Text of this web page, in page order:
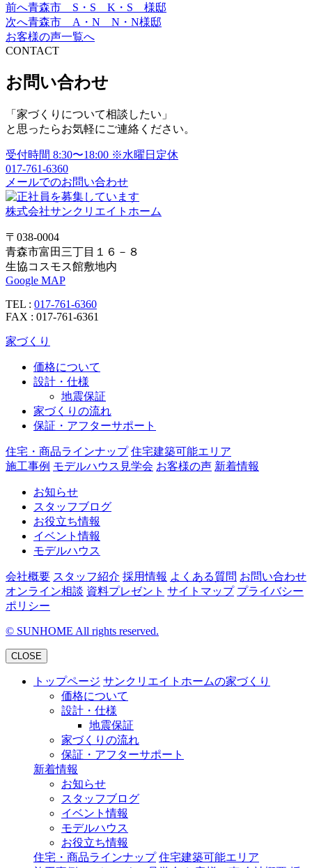
投
稿
ナ
ビ
ー
シ
ョ
ン
前へ青森市 S・S K・S 様邸
次へ青森市 A・N N・N様邸
お客様の声一覧へ
CONTACT
お問い合わせ
「家づくりについて相談したい」
と思ったらお気軽にご連絡ください。
受付時間 8:30〜18:00 ※水曜日定休
017-761-6360
メールでのお問い合わせ
株式会社サンクリエイトホーム
〒038-0004
青森市富田三丁目１６－８
生協コスモス館敷地内
Google MAP
TEL : 017-761-6360
FAX : 017-761-6361
家づくり
価格について
設計・仕様
地震保証
家づくりの流れ
保証・アフターサポート
住宅・商品ラインナップ 住宅建築可能エリア
施工事例 モデルハウス見学会 お客様の声 新着情報
お知らせ
スタッフブログ
お役立ち情報
イベント情報
モデルハウス
会社概要 スタッフ紹介 採用情報 よくある質問 お問い合わせ
オンライン相談 資料プレゼント サイトマップ プライバシー
ポリシー
© SUNHOME All rights reserved.
CLOSE
トップページ サンクリエイトホームの家づくり
価格について
設計・仕様
地震保証
家づくりの流れ
保証・アフターサポート
新着情報
お知らせ
スタッフブログ
イベント情報
モデルハウス
お役立ち情報
住宅・商品ラインナップ 住宅建築可能エリア